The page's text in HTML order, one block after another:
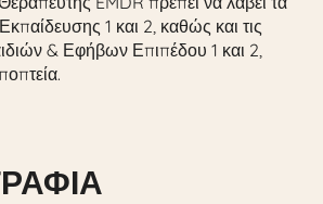
1 και 2, καθώς και τις
& Εφήβων Επιπέδου 1 και 2,